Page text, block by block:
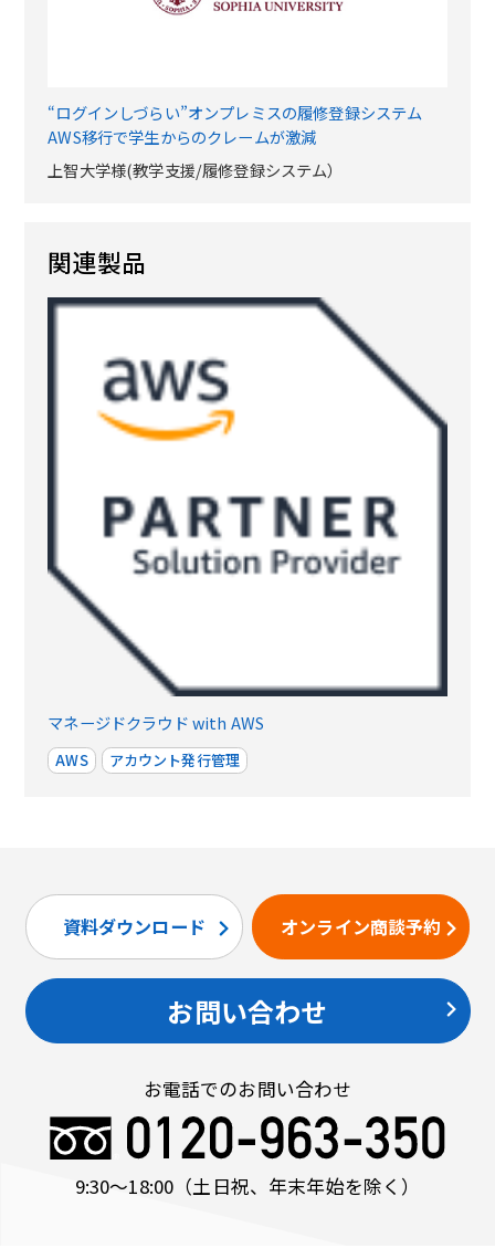
“ログインしづらい”オンプレミスの履修登録システム
AWS移行で学生からのクレームが激減
上智大学様(教学支援/履修登録システム）
関連製品
マネージドクラウド with AWS
AWS アカウント発行管理
資料ダウンロード オンライン商談予約
お問い合わせ
お電話でのお問い合わせ
9:30〜18:00 （土日祝、年末年始を除く）